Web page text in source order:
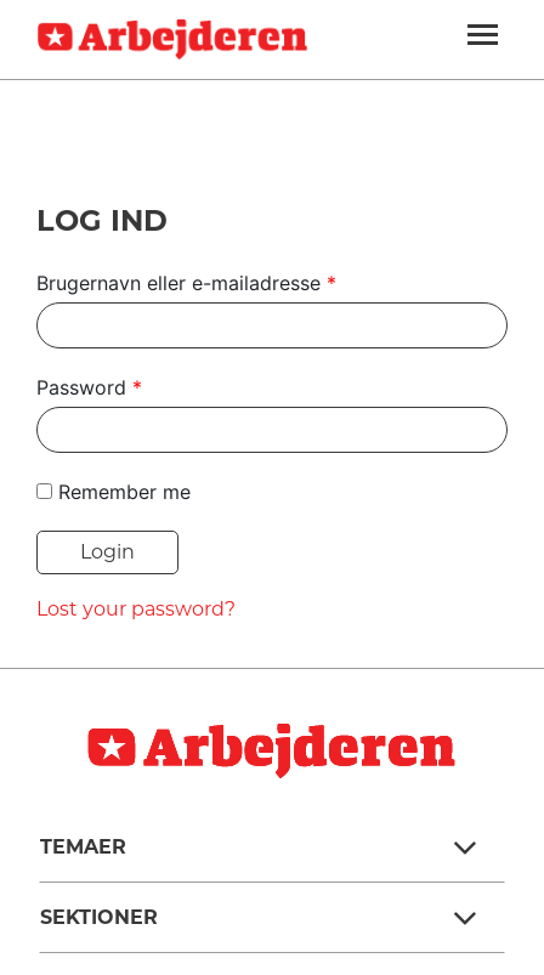
SEKTIONER
ARBEJDEREN
MENER
UDLAND
DEBAT
TIL
NAVNE
HISTORIE
TEORI
SOUNDCLOUD
ABONNER
LOG IND
LOG IND
Brugernavn eller e-mailadresse *
Password *
Remember me
Lost your password?
TEMAER
SEKTIONER